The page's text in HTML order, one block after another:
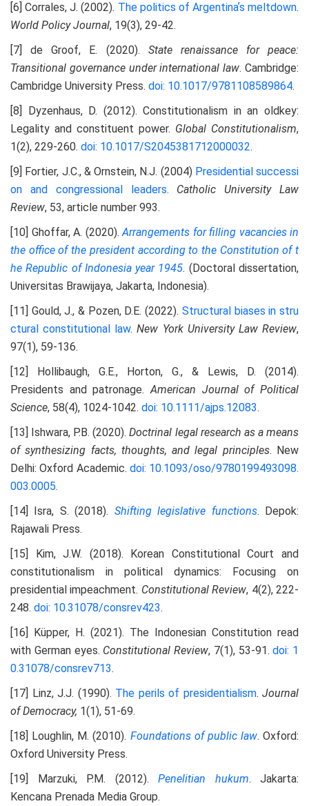
[6] Corrales, J. (2002). The politics of Argentinaʼs meltdown.
World Policy Journal, 19(3), 29-42.
[7] de Groof, E. (2020). State renaissance for peace:
Transitional governance under international law. Cambridge:
Cambridge University Press. doi: 10.1017/9781108589864.
[8] Dyzenhaus, D. (2012). Constitutionalism in an oldkey:
Legality and constituent power. Global Constitutionalism,
1(2), 229-260. doi: 10.1017/S2045381712000032.
[9] Fortier, J.C., & Ornstein, N.J. (2004) Presidential successi
on and congressional leaders. Catholic University Law
Review, 53, article number 993.
[10] Ghoffar, A. (2020).Arrangements for filling vacancies in
the office of the president according to the Constitution of t
he Republic of Indonesia year 1945. (Doctoral dissertation,
Universitas Brawijaya, Jakarta, Indonesia).
[11] Gould, J., & Pozen, D.E. (2022). Structural biases in stru
ctural constitutional law.New York University Law Review,
97(1), 59-136.
[12] Hollibaugh, G.E., Horton, G., & Lewis, D. (2014).
Presidents and patronage.American Journal of Political
Science, 58(4), 1024-1042. doi: 10.1111/ajps.12083.
[13] Ishwara, P.B. (2020).Doctrinal legal research as a means
of synthesizing facts, thoughts, and legal principles. New
Delhi: Oxford Academic. doi: 10.1093/oso/9780199493098.
003.0005.
[14] Isra, S. (2018). Shifting legislative functions. Depok:
Rajawali Press.
[15] Kim, J.W. (2018). Korean Constitutional Court and
constitutionalism in political dynamics: Focusing on
presidential impeachment. Constitutional Review, 4(2), 222-
248. doi: 10.31078/consrev423.
[16] Küpper, H. (2021). The Indonesian Constitution read
with German eyes. Constitutional Review, 7(1), 53-91.doi: 1
0.31078/consrev713.
[17] Linz, J.J. (1990). The perils of presidentialism. Journal
of Democracy, 1(1), 51-69.
[18] Loughlin, M. (2010). Foundations of public law. Oxford:
Oxford University Press.
[19] Marzuki, P.M. (2012). Penelitian hukum. Jakarta:
Kencana Prenada Media Group.